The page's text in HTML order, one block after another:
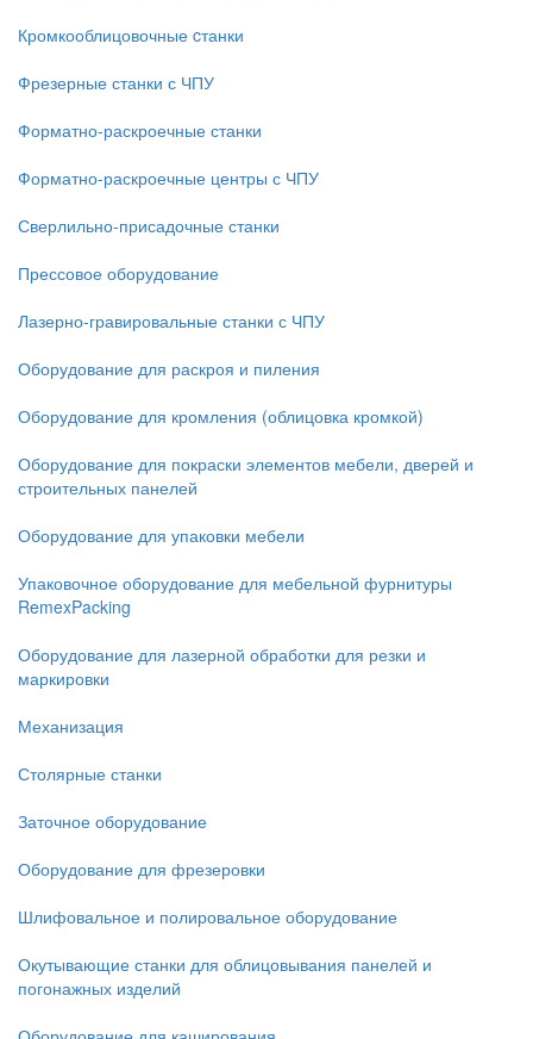
Кромкооблицовочные cтанки
Фрезерные станки с ЧПУ
Форматно-раскроечные станки
Форматно-раскроечные центры с ЧПУ
Сверлильно-присадочные станки
Прессовое оборудование
Лазерно-гравировальные станки с ЧПУ
Оборудование для раскроя и пиления
Оборудование для кромления (облицовка кромкой)
Оборудование для покраски элементов мебели, дверей и
строительных панелей
Оборудование для упаковки мебели
Упаковочное оборудование для мебельной фурнитуры
RemexPacking
Оборудование для лазерной обработки для резки и
маркировки
Механизация
Столярные станки
Заточное оборудование
Оборудование для фрезеровки
Шлифовальное и полировальное оборудование
Окутывающие станки для облицовывания панелей и
погонажных изделий